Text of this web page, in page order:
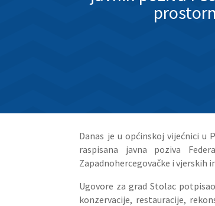
Danas je u općinskoj vijećnici u
raspisana javna poziva
Zapadnohercegovačke i
Ugovore za grad Stolac
konzervacije, restauracije,